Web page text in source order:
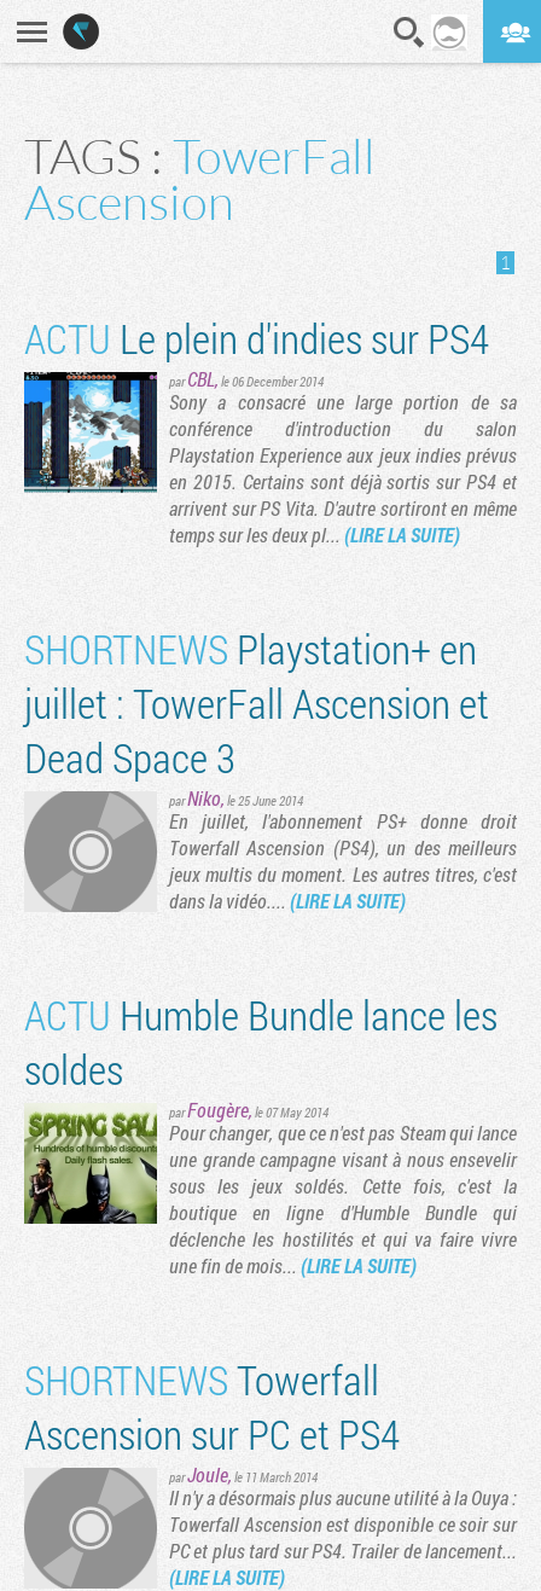
TAGS : TowerFall
Ascension
1
ACTU Le plein d'indies sur PS4
parCBL, le 06 December 2014
Sony a consacré une large portion de sa
conférence d'introduction du salon
Playstation Experience aux jeux indies prévus
en 2015. Certains sont déjà sortis sur PS4 et
arrivent sur PS Vita. D'autre sortiront en même
temps sur les deux pl... (LIRE LA SUITE)
SHORTNEWS Playstation+ en
juillet : TowerFall Ascension et
Dead Space 3
parNiko, le 25 June 2014
En juillet, l'abonnement PS+ donne droit
Towerfall Ascension (PS4), un des meilleurs
jeux multis du moment. Les autres titres, c'est
dans la vidéo.... (LIRE LA SUITE)
ACTU Humble Bundle lance les
soldes
parFougère, le 07 May 2014
Pour changer, que ce n'est pas Steam qui lance
une grande campagne visant à nous ensevelir
sous les jeux soldés. Cette fois, c'est la
boutique en ligne d'Humble Bundle qui
déclenche les hostilités et qui va faire vivre
une fin de mois... (LIRE LA SUITE)
SHORTNEWSTowerfall
Ascension sur PC et PS4
parJoule, le 11 March 2014
Il n'y a désormais plus aucune utilité à la Ouya :
Towerfall Ascension est disponible ce soir sur
PC et plus tard sur PS4. Trailer de lancement...
(LIRE LA SUITE)
Tribune